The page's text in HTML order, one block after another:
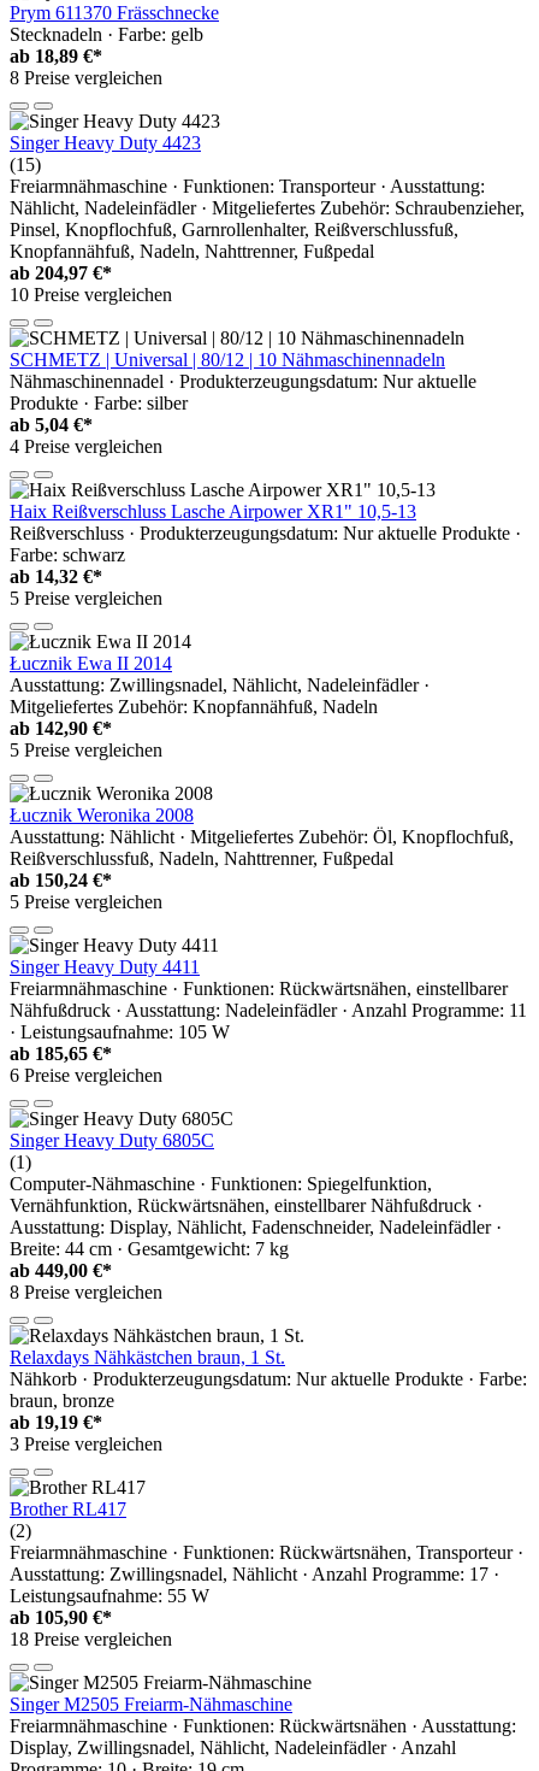
Prym 611370 Frässchnecke
Stecknadeln · Farbe: gelb
ab 18,89 €*
8 Preise vergleichen
Singer Heavy Duty 4423
(15)
Freiarmnähmaschine · Funktionen: Transporteur · Ausstattung:
Nählicht, Nadeleinfädler · Mitgeliefertes Zubehör: Schraubenzieher,
Pinsel, Knopflochfuß, Garnrollenhalter, Reißverschlussfuß,
Knopfannähfuß, Nadeln, Nahttrenner, Fußpedal
ab 204,97 €*
10 Preise vergleichen
SCHMETZ | Universal | 80/12 | 10 Nähmaschinennadeln
Nähmaschinennadel · Produkterzeugungsdatum: Nur aktuelle
Produkte · Farbe: silber
ab 5,04 €*
4 Preise vergleichen
Haix Reißverschluss Lasche Airpower XR1" 10,5-13
Reißverschluss · Produkterzeugungsdatum: Nur aktuelle Produkte ·
Farbe: schwarz
ab 14,32 €*
5 Preise vergleichen
Łucznik Ewa II 2014
Ausstattung: Zwillingsnadel, Nählicht, Nadeleinfädler ·
Mitgeliefertes Zubehör: Knopfannähfuß, Nadeln
ab 142,90 €*
5 Preise vergleichen
Łucznik Weronika 2008
Ausstattung: Nählicht · Mitgeliefertes Zubehör: Öl, Knopflochfuß,
Reißverschlussfuß, Nadeln, Nahttrenner, Fußpedal
ab 150,24 €*
5 Preise vergleichen
Singer Heavy Duty 4411
Freiarmnähmaschine · Funktionen: Rückwärtsnähen, einstellbarer
Nähfußdruck · Ausstattung: Nadeleinfädler · Anzahl Programme: 11
· Leistungsaufnahme: 105 W
ab 185,65 €*
6 Preise vergleichen
Singer Heavy Duty 6805C
(1)
Computer-Nähmaschine · Funktionen: Spiegelfunktion,
Vernähfunktion, Rückwärtsnähen, einstellbarer Nähfußdruck ·
Ausstattung: Display, Nählicht, Fadenschneider, Nadeleinfädler ·
Breite: 44 cm · Gesamtgewicht: 7 kg
ab 449,00 €*
8 Preise vergleichen
Relaxdays Nähkästchen braun, 1 St.
Nähkorb · Produkterzeugungsdatum: Nur aktuelle Produkte · Farbe:
braun, bronze
ab 19,19 €*
3 Preise vergleichen
Brother RL417
(2)
Freiarmnähmaschine · Funktionen: Rückwärtsnähen, Transporteur ·
Ausstattung: Zwillingsnadel, Nählicht · Anzahl Programme: 17 ·
Leistungsaufnahme: 55 W
ab 105,90 €*
18 Preise vergleichen
Singer M2505 Freiarm-Nähmaschine
Freiarmnähmaschine · Funktionen: Rückwärtsnähen · Ausstattung:
Display, Zwillingsnadel, Nählicht, Nadeleinfädler · Anzahl